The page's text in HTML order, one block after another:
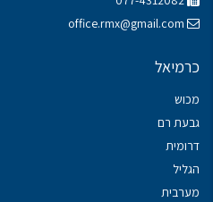
office.rmx@gmail.com
כרמיאל
מכוש
גבעת רם
דרומית
הגליל
מערבית